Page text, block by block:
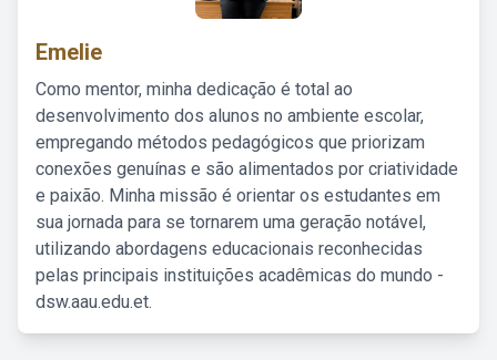
Emelie
Como mentor, minha dedicação é total ao
desenvolvimento dos alunos no ambiente escolar,
empregando métodos pedagógicos que priorizam
conexões genuínas e são alimentados por criatividade
e paixão. Minha missão é orientar os estudantes em
sua jornada para se tornarem uma geração notável,
utilizando abordagens educacionais reconhecidas
pelas principais instituições acadêmicas do mundo -
dsw.aau.edu.et.